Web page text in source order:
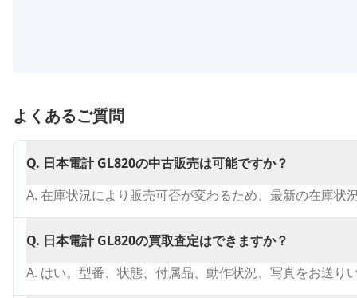
よくあるご質問
Q. 日本電計 GL820の中古販売は可能ですか？
A. 在庫状況により販売可否が変わるため、最新の在庫状
Q. 日本電計 GL820の買取査定はできますか？
A. はい。型番、状態、付属品、動作状況、写真をお送